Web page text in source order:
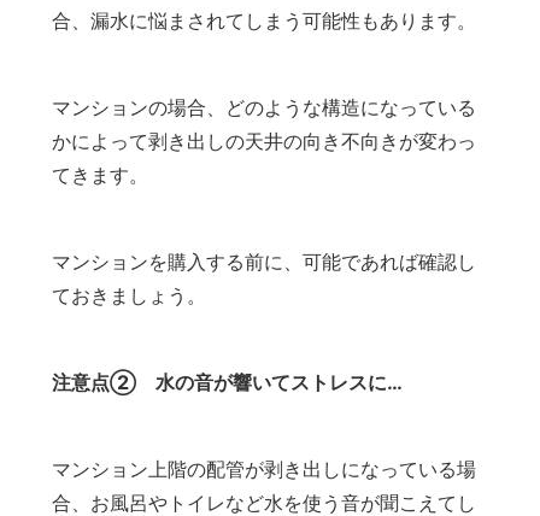
合、漏水に悩まされてしまう可能性もあります。
マンションの場合、どのような構造になっている
かによって剥き出しの天井の向き不向きが変わっ
てきます。
マンションを購入する前に、可能であれば確認し
ておきましょう。
注意点② 水の音が響いてストレスに…
マンション上階の配管が剥き出しになっている場
合、お風呂やトイレなど水を使う音が聞こえてし